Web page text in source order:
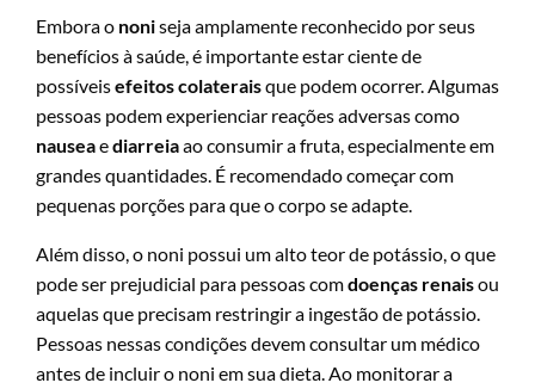
Embora o noniseja amplamente reconhecido por seus
benefícios à saúde, é importante estar ciente de
possíveisefeitos colateraisque podem ocorrer. Algumas
pessoas podem experienciar reações adversas como
nauseaediarreiaao consumir a fruta, especialmente em
grandes quantidades. É recomendado começar com
pequenas porções para que o corpo se adapte.
Além disso, o noni possui um alto teor de potássio, o que
pode ser prejudicial para pessoas comdoenças renaisou
aquelas que precisam restringir a ingestão de potássio.
Pessoas nessas condições devem consultar um médico
antes de incluir o noni em sua dieta. Ao monitorar a